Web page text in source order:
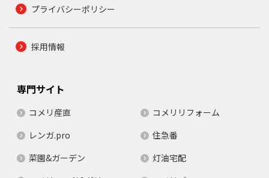
プライバシーポリシー
採用情報
専門サイト
コメリ産直
コメリリフォーム
レンガ.pro
住急番
菜園&ガーデン
灯油宅配